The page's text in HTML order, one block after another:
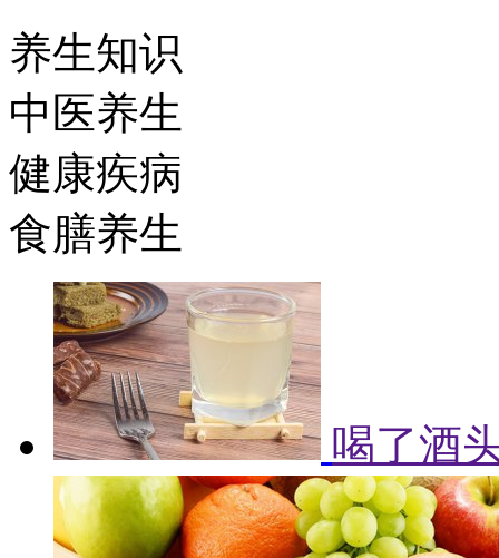
养生知识
中医养生
健康疾病
食膳养生
喝了酒